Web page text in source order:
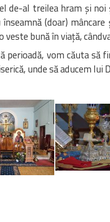
de-al treilea hram și
înseamnă (doar)
bună în viață,
perioadă, vom căuta
unde să aducem